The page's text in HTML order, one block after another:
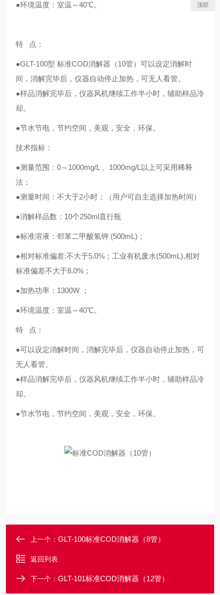
●环境温度：室温～40℃。
特 点：
●GLT-100型 标准COD消解器（10管）可以设定消解时
间，消解完毕后，仪器自动停止加热，可无人看管。
●样品消解完毕后，仪器风机继续工作半小时，辅助样品冷
却。
●节水节电，节约空间，美观，安全，环保。
技术指标：
●测量范围：0～1000mg/L 、1000mg/L以上可采用稀释
法；
●测量时间：不大于2小时；（用户可自主选择加热时间）
●消解样品数：10个250ml直行瓶
●标准溶液：邻苯二甲酸氢钾 (500mL)；
●相对标准偏差:不大于5.0%；工业有机废水(500mL),相对
标准偏差不大于8.0%；
●加热功率：1300W ；
●环境温度：室温～40℃。
特 点：
●可以设定消解时间，消解完毕后，仪器自动停止加热，可
无人看管。
●样品消解完毕后，仪器风机继续工作半小时，辅助样品冷
却。
●节水节电，节约空间，美观，安全，环保。
上一个： GLT-100标准COD消解器（8管）
返回列表
下一个： GLT-101标准COD消解器（12管）
顶部